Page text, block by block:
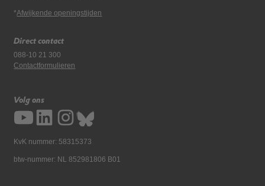
*Afwijkende openingstijden
Direct contact
088-10 21 300
Contactformulieren
Volg ons
KvK nummer: 58315373
btw-nummer: NL 852981806 B01